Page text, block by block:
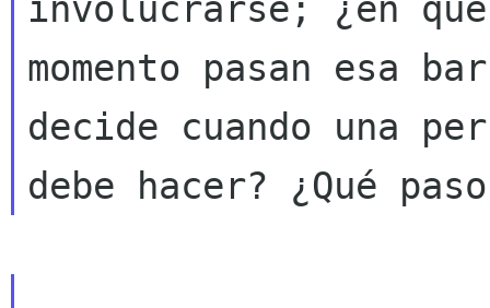
momento pasan esa
decide cuando una
debe hacer? ¿Qué